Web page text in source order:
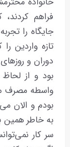
فراهم
جایگاه را
تازه واردین
دوران و
بود و از
واسطه مصرف
بودم و الان
به خاطر همین
سر کار